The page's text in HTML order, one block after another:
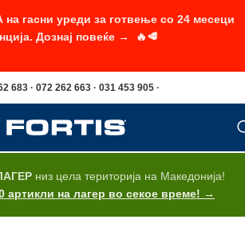
683 · 072 262 663 · 031 453 905 ·
низ цела територија на Македонија!
артикли на лагер во секое време! →
гасни уреди за готвење со 24 месеци
Дознај повеќе → 🔥🥩